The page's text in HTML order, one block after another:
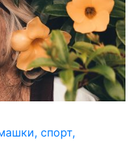
спорт,